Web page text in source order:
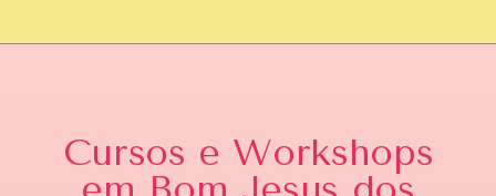
Cursos e Workshops